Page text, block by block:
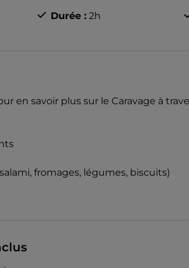
Durée :2h
en savoir plus sur le Caravage à
fromages, légumes, biscuits)